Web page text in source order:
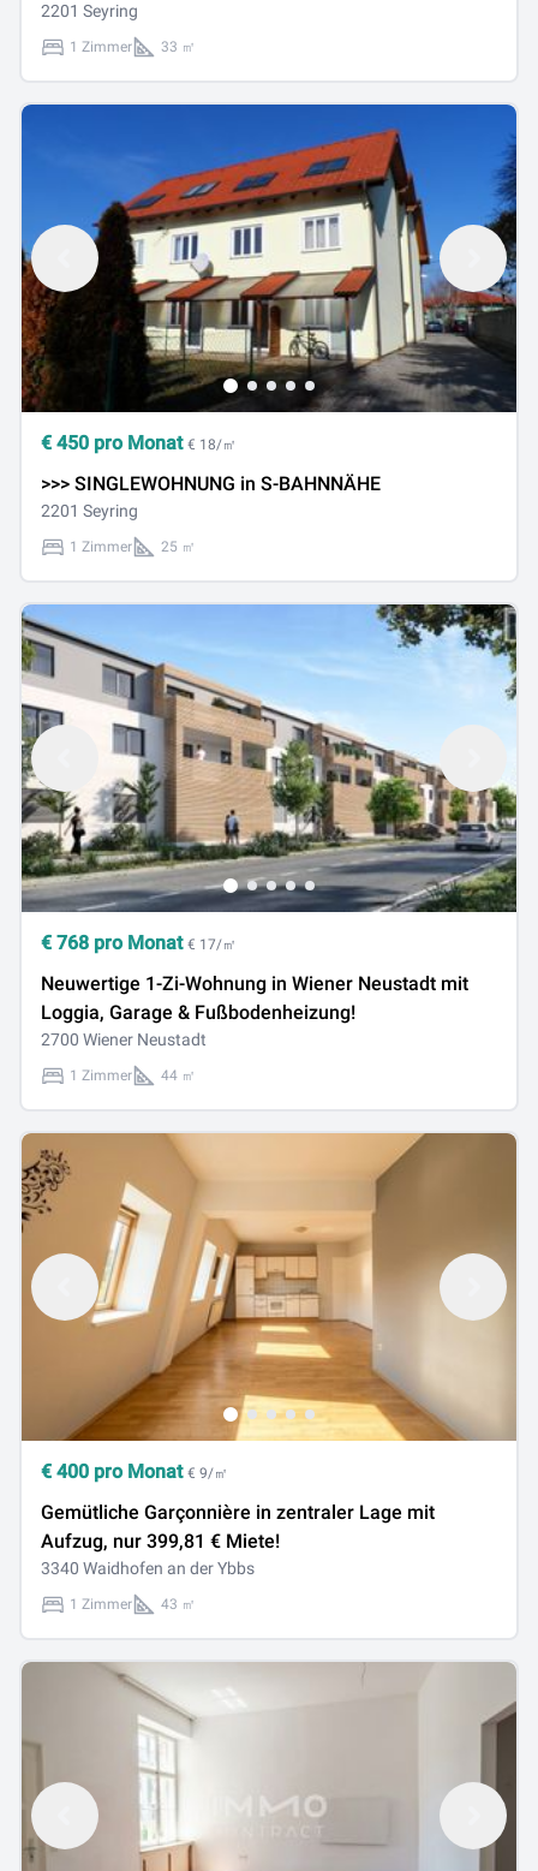
2201 Seyring
1 Zimmer 33 ㎡
€ 450 pro Monat € 18/㎡
>>> SINGLEWOHNUNG in S-BAHNNÄHE
2201 Seyring
1 Zimmer 25 ㎡
€ 768 pro Monat € 17/㎡
Neuwertige 1-Zi-Wohnung in Wiener Neustadt mit
Loggia, Garage & Fußbodenheizung!
2700 Wiener Neustadt
1 Zimmer 44 ㎡
€ 400 pro Monat € 9/㎡
Gemütliche Garçonnière in zentraler Lage mit
Aufzug, nur 399,81 € Miete!
3340 Waidhofen an der Ybbs
1 Zimmer 43 ㎡